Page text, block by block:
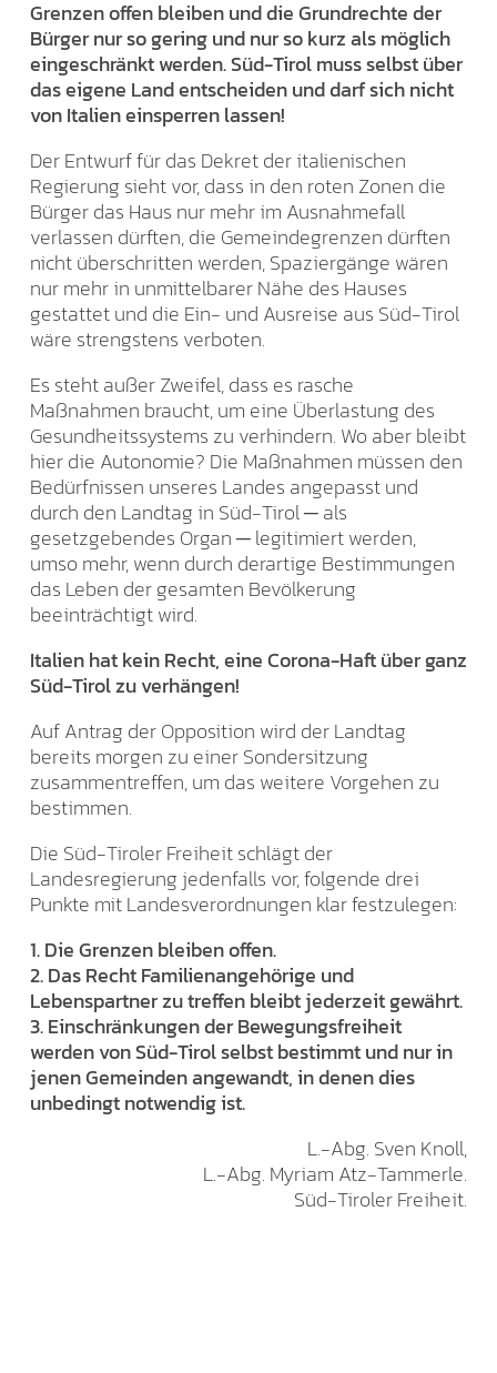
Grenzen offen bleiben und die Grundrechte der
Bürger nur so gering und nur so kurz als möglich
eingeschränkt werden. Süd-Tirol muss selbst über
das eigene Land entscheiden und darf sich nicht
von Italien einsperren lassen!
Der Entwurf für das Dekret der italienischen
Regierung sieht vor, dass in den roten Zonen die
Bürger das Haus nur mehr im Ausnahmefall
verlassen dürften, die Gemeindegrenzen dürften
nicht überschritten werden, Spaziergänge wären
nur mehr in unmittelbarer Nähe des Hauses
gestattet und die Ein- und Ausreise aus Süd-Tirol
wäre strengstens verboten.
Es steht außer Zweifel, dass es rasche
Maßnahmen braucht, um eine Überlastung des
Gesundheitssystems zu verhindern. Wo aber bleibt
hier die Autonomie? Die Maßnahmen müssen den
Bedürfnissen unseres Landes angepasst und
durch den Landtag in Süd-Tirol ─ als
gesetzgebendes Organ ─ legitimiert werden,
umso mehr, wenn durch derartige Bestimmungen
das Leben der gesamten Bevölkerung
beeinträchtigt wird.
Italien hat kein Recht, eine Corona-Haft über ganz
Süd-Tirol zu verhängen!
Auf Antrag der Opposition wird der Landtag
bereits morgen zu einer Sondersitzung
zusammentreffen, um das weitere Vorgehen zu
bestimmen.
Die Süd-Tiroler Freiheit schlägt der
Landesregierung jedenfalls vor, folgende drei
Punkte mit Landesverordnungen klar festzulegen:
1. Die Grenzen bleiben offen.
2. Das Recht Familienangehörige und
Lebenspartner zu treffen bleibt jederzeit gewährt.
3. Einschränkungen der Bewegungsfreiheit
werden von Süd-Tirol selbst bestimmt und nur in
jenen Gemeinden angewandt, in denen dies
unbedingt notwendig ist.
L.-Abg. Sven Knoll,
L.-Abg. Myriam Atz-Tammerle.
Süd-Tiroler Freiheit.